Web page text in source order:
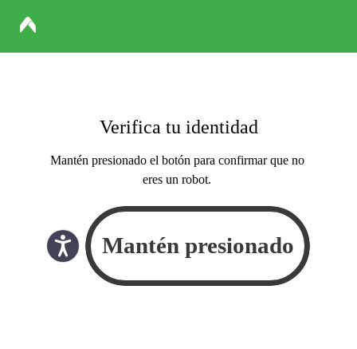
Verifica tu identidad
Mantén presionado el botón para confirmar que no
eres un robot.